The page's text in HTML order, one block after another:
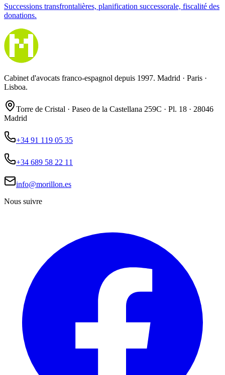
Successions transfrontalières, planification successorale, fiscalité des
donations.
Cabinet d'avocats franco-espagnol depuis 1997. Madrid · Paris ·
Lisboa.
Torre de Cristal · Paseo de la Castellana 259C · Pl. 18 · 28046
Madrid
+34 91 119 05 35
+34 689 58 22 11
info@morillon.es
Nous suivre